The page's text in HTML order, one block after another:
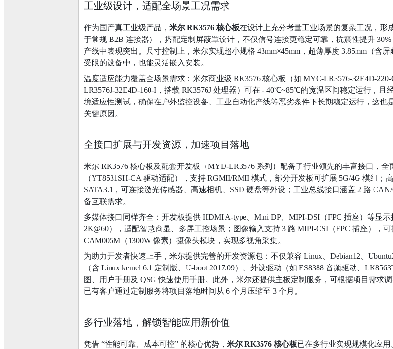
工业级设计，适配全场景工况需求
作为国产真工业级产品， 米尔 RK3576 核心板在设计上充分考量工业场景的复杂工况，形
于常规 B2B 连接器），搭配定制屏蔽罩设计，不仅信号连接更稳定可靠，抗震性提升
产线中表现突出。尺寸控制上，米尔实现超小规格 43mm×45mm，超薄厚度 3.85mm（含
受限的设备中，也能灵活嵌入安装。
温度适应能力覆盖全场景需求：米尔商业级 RK3576 核心板（如 MYC-LR3576-32E4D-
LR3576J-32E4D-160-I，搭载 RK3576J 处理器）可在 - 40℃~85℃的宽温区间稳定运行，
境适应性测试，确保在户外监控设备、工业自动化产线等恶劣条件下长期稳定运行，这也
关键原因。
全接口扩展与开发资源，加速项目落地
米尔 RK3576 核心板及配套开发板（MYD-LR3576 系列）配备了行业领先的丰富接口，
（YT8531SH-CA 驱动适配），支持 RGMII/RMII 模式，部分开发板可扩展 5G/4G 模组；
SATA3.1，可连接激光传感器、高速相机、SSD 硬盘等外设；工业总线接口涵盖 2 路
备互联需求。
多媒体接口同样齐全：开发板提供 HDMI A-type、Mini DP、MIPI-DSI（FPC 插座）等显
2K@60），适配智慧商显、多屏工控场景；图像输入支持 3 路 MIPI-CSI（FPC 插座），
CAM005M（1300W 像素）摄像头模块，实现多视角采集。
为助力开发者快速上手，米尔提供完善的开发资源包：不仅兼容 Linux、Debian12、
（含 Linux kernel 6.1 定制版、U-boot 2017.09）、外设驱动（如 ES8388 音频驱动、
图、用户手册及 QSG 快速使用手册。此外，米尔还提供主板定制服务，可根据项目需求
已有客户通过定制服务将项目落地时间从 6 个月压缩至 3 个月。
多行业落地，解锁智能应用新价值
凭借 “性能可靠、成本可控” 的核心优势， 米尔 RK3576 核心板已在多行业实现规模化应